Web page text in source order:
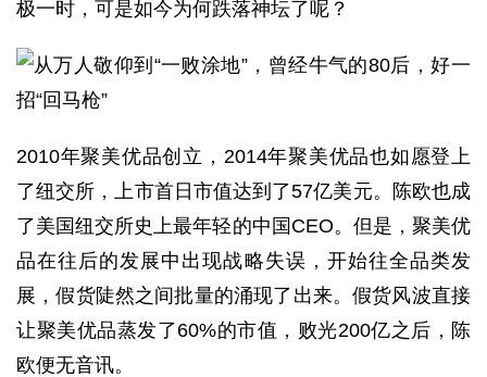
极一时，可是如今为何跌落神坛了呢？
2010年聚美优品创立，2014年聚美优品也如愿登上
了纽交所，上市首日市值达到了57亿美元。陈欧也成
了美国纽交所史上最年轻的中国CEO。但是，聚美优
品在往后的发展中出现战略失误，开始往全品类发
展，假货陡然之间批量的涌现了出来。假货风波直接
让聚美优品蒸发了60%的市值，败光200亿之后，陈
欧便无音讯。